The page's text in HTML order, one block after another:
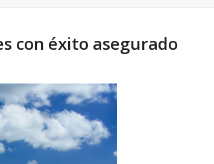
con éxito asegurado